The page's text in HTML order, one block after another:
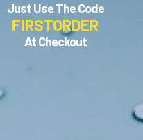
Just Use The Code
FIRSTORDER
At Checkout